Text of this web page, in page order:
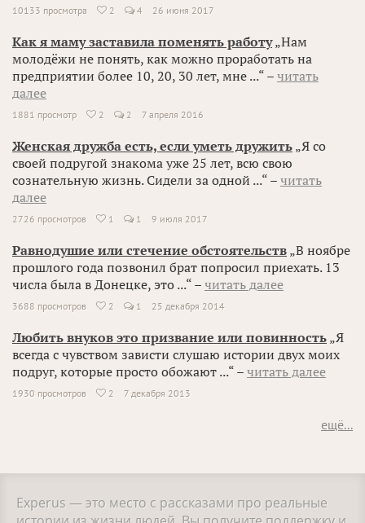
10133 просмотра  2 4 26 июня 2017
Как я маму заставила поменять работу„Нам
молодёжи не понять, как можно проработать на
предприятии более 10, 20, 30 лет, мне ...“ – читать
далее
1881 просмотр  2 2 7 апреля 2016
Женская дружба есть, если уметь дружить „Я со
своей подругой знакома уже 25 лет, всю свою
сознательную жизнь. Сидели за одной ...“ – читать
далее
2726 просмотров  1 1 9 июля 2017
Равнодушие или стечение обстоятельств „В ноябре
прошлого года позвонил брат попросил приехать. 13
числа была в Донецке, это ...“ – читать далее
3688 просмотров  2 1 25 декабря 2014
Любить внуков это призвание или повинность „Я
всегда с чувством зависти слушаю истории двух моих
подруг, которые просто обожают ...“ – читать далее
1930 просмотров  2 7 декабря 2013
ещё...
Experus — это место с рассказами про реальные